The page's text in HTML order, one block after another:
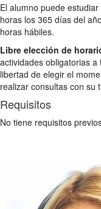
El alumno puede
horas los 365 días del
horas hábiles.
Libre elección de
actividades obligatorias a
libertad de elegir el
realizar consultas con su
Requisitos
No tiene requisitos